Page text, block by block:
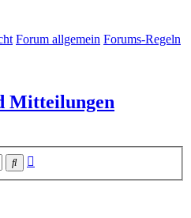
Forum allgemein Forums-Regeln
Mitteilungen
Suche